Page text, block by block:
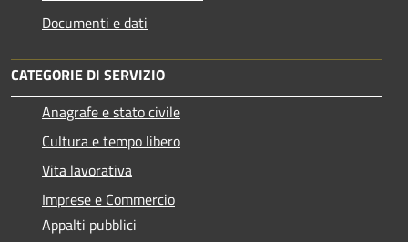
Documenti e dati
CATEGORIE DI SERVIZIO
Anagrafe e stato civile
Cultura e tempo libero
Vita lavorativa
Imprese e Commercio
Appalti pubblici